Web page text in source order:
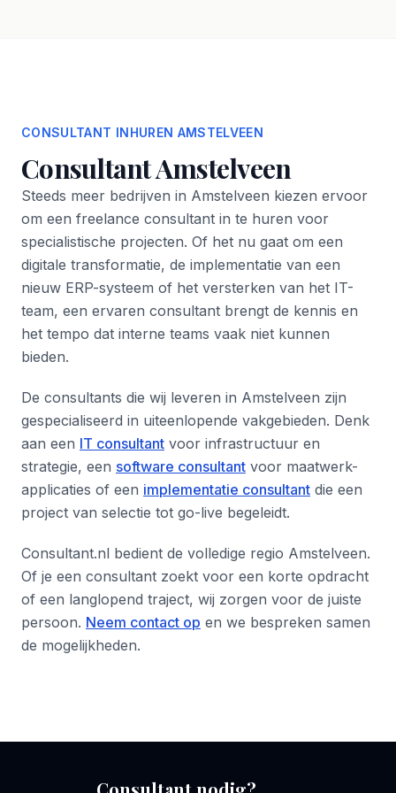
CONSULTANT INHUREN AMSTELVEEN
Consultant Amstelveen
Steeds meer bedrijven in Amstelveen kiezen ervoor
om een freelance consultant in te huren voor
specialistische projecten. Of het nu gaat om een
digitale transformatie, de implementatie van een
nieuw ERP-systeem of het versterken van het IT-
team, een ervaren consultant brengt de kennis en
het tempo dat interne teams vaak niet kunnen
bieden.
De consultants die wij leveren in Amstelveen zijn
gespecialiseerd in uiteenlopende vakgebieden. Denk
aan een IT consultant voor infrastructuur en
strategie, een software consultant voor maatwerk-
applicaties of een implementatie consultant die een
project van selectie tot go-live begeleidt.
Consultant.nl bedient de volledige regio Amstelveen.
Of je een consultant zoekt voor een korte opdracht
of een langlopend traject, wij zorgen voor de juiste
persoon. Neem contact op en we bespreken samen
de mogelijkheden.